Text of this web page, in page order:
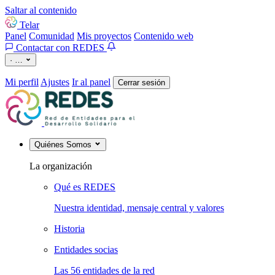
Saltar al contenido
Telar
Panel Comunidad Mis proyectos Contenido web
Contactar con REDES
· …
Mi perfil Ajustes Ir al panel Cerrar sesión
Quiénes Somos
La organización
Qué es REDES
Nuestra identidad, mensaje central y valores
Historia
Entidades socias
Las 56 entidades de la red